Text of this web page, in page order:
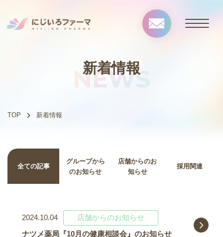
新着情報
NEWS
TOP 新着情報
全ての記事
グループから
のお知らせ
店舗からのお
知らせ
採用関連
2024.10.04
店舗からのお知らせ
ナツメ薬局『10月の健康相談会』のお知らせ